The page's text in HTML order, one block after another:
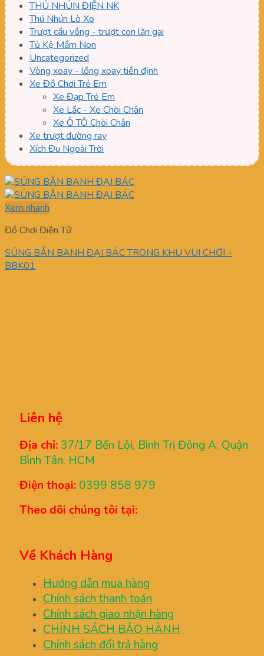
THÚ NHÚN ĐIỆN NK
Thú Nhún Lò Xo
Trượt cầu vồng - trượt con lăn gai
Tủ Kệ Mầm Non
Uncategorized
Vòng xoay - lồng xoay tiền định
Xe Đồ Chơi Trẻ Em
Xe Đạp Trẻ Em
Xe Lắc - Xe Chòi Chân
Xe Ô TÔ Chòi Chân
Xe trượt đường ray
Xích Đu Ngoài Trời
Xem nhanh
Đồ Chơi Điện Tử
SÚNG BẮN BANH ĐẠI BÁC TRONG KHU VUI CHƠI –
BBK01
Liên hệ
Địa chỉ: 37/17 Bến Lội, Bình Trị Đông A, Quận
Bình Tân, HCM
Điện thoại: 0399 858 979
Theo dõi chúng tôi tại:
Về Khách Hàng
Hướng dẫn mua hàng
Chính sách thanh toán
Chính sách giao nhận hàng
CHÍNH SÁCH BẢO HÀNH
Chính sách đổi trả hàng